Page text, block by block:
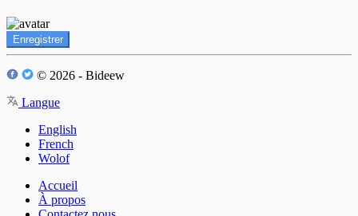
Enregistrer
© 2026 - Bideew
Langue
English
French
Wolof
Accueil
À propos